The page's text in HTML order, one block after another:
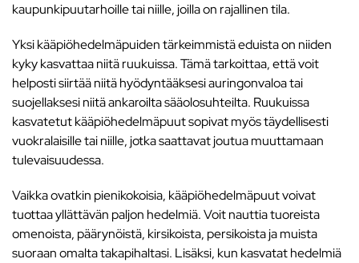
kaupunkipuutarhoille tai niille, joilla on rajallinen tila.
Yksi kääpiöhedelmäpuiden tärkeimmistä eduista on niiden
kyky kasvattaa niitä ruukuissa. Tämä tarkoittaa, että voit
helposti siirtää niitä hyödyntääksesi auringonvaloa tai
suojellaksesi niitä ankaroilta sääolosuhteilta. Ruukuissa
kasvatetut kääpiöhedelmäpuut sopivat myös täydellisesti
vuokralaisille tai niille, jotka saattavat joutua muuttamaan
tulevaisuudessa.
Vaikka ovatkin pienikokoisia, kääpiöhedelmäpuut voivat
tuottaa yllättävän paljon hedelmiä. Voit nauttia tuoreista
omenoista, päärynöistä, kirsikoista, persikoista ja muista
suoraan omalta takapihaltasi. Lisäksi, kun kasvatat hedelmiä